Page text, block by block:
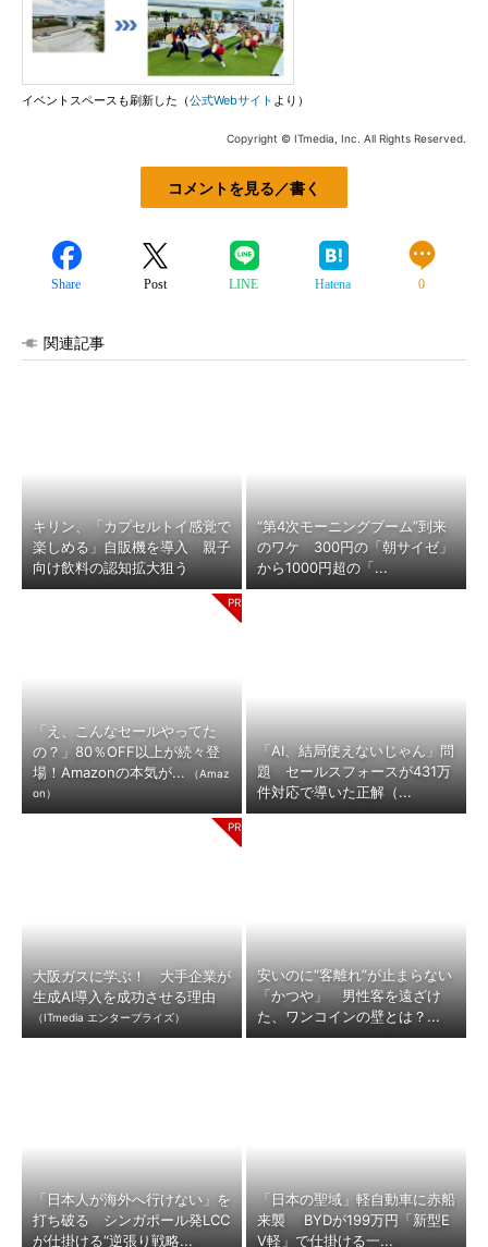
イベントスペースも刷新した（公式Webサイト より）
Copyright © ITmedia, Inc. All Rights Reserved.
コメントを見る／書く
Share Post LINE Hatena 0
関連記事
キリン、「カプセルトイ感覚で
楽しめる」自販機を導入 親子
向け飲料の認知拡大狙う
“第4次モーニングブーム”到来
のワケ 300円の「朝サイゼ」
から1000円超の「...
「え、こんなセールやってた
の？」80％OFF以上が続々登
場！Amazonの本気が...
（Amaz
on）
「AI、結局使えないじゃん」問
題 セールスフォースが431万
件対応で導いた正解（...
大阪ガスに学ぶ！ 大手企業が
生成AI導入を成功させる理由
（ITmedia エンタープライズ）
安いのに“客離れ”が止まらない
「かつや」 男性客を遠ざけ
た、ワンコインの壁とは？...
「日本人が海外へ行けない」を
打ち破る シンガポール発LCC
が仕掛ける“逆張り戦略...
「日本の聖域」軽自動車に赤船
来襲 BYDが199万円「新型E
V軽」で仕掛ける一...